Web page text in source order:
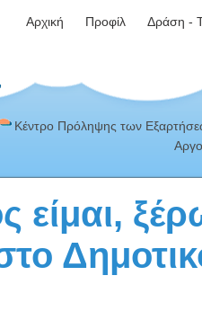
Αρχική Προφίλ Δράση -
Κέντρο Πρόληψης των
είμαι,